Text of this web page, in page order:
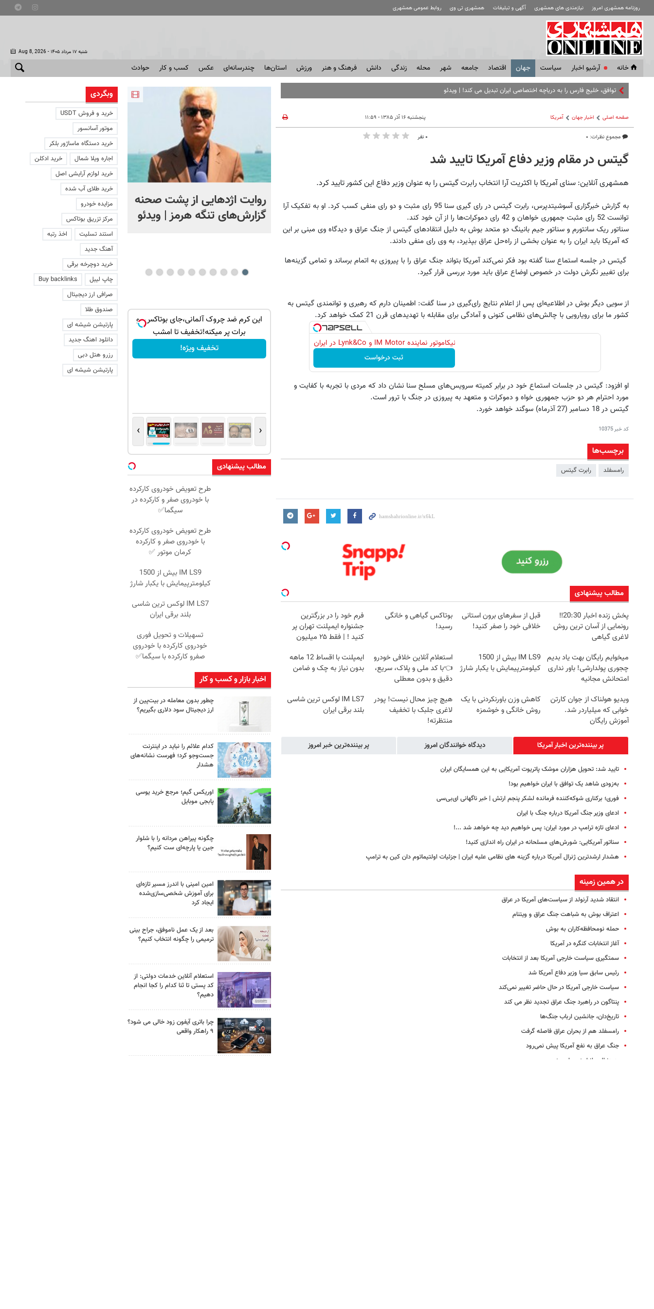
روزنامه همشهری امروز نیازمندی های همشهری آگهی و تبلیغات همشهری تی وی روابط عمومی همشهری
Aug 8, 2026 - شنبه ۱۷ مرداد ۱۴۰۵
خانه آرشیو اخبار سياست جهان اقتصاد جامعه شهر محله زندگی دانش فرهنگ و هنر ورزش استان‌ها چندرسانه‌ای عکس کسب و کار حوادث
توافق، خلیج فارس را به دریاچه اختصاصی ایران تبدیل می کند! | ویدئو
صفحه اصلی اخبار جهان آمریکا
مجموع نظرات: ۰
پنجشنبه ۱۶ آذر ۱۳۸۵ - ۱۱:۵۹
۰ نفر
گیتس در مقام وزیر دفاع آمریکا تایید شد
همشهری آنلاین: سنای آمریکا با اکثریت آرا انتخاب رابرت گیتس را به عنوان وزیر دفاع این کشور تایید کرد.
به گزارش خبرگزاری آسوشیتدپرس، رابرت گیتس در رای گیری سنا 95 رای مثبت و دو رای منفی کسب کرد. او به تفکیک آرا
توانست 52 رای مثبت جمهوری خواهان و 42 رای دموکرات‌ها را از آن خود کند.
سناتور ریک سانتورم و سناتور جیم بانینگ دو متحد بوش به دلیل انتقاد‌های گیتس از جنگ عراق و دیدگاه وی مبنی بر این
که آمریکا باید ایران را به عنوان بخشی از راه‌حل عراق بپذیرد، به وی رای منفی دادند.
گیتس در جلسه استماع سنا گفته بود فکر نمی‌کند آمریکا بتواند جنگ عراق را با پیروزی به اتمام برساند و تمامی گزینه‌ها
برای تغییر نگرش دولت در خصوص اوضاع عراق باید مورد بررسی قرار گیرد.
از سویی دیگر بوش در اطلاعیه‌ای پس از اعلام نتایج رای‌گیری در سنا گفت: اطمینان دارم که رهبری و توانمندی گیتس به
کشور ما برای رویارویی با چالش‌های نظامی کنونی و آمادگی برای مقابله با تهدیدهای قرن 21 کمک خواهد کرد.
نیکاموتور نماینده IM Motor و Lynk&Co در ایران
ثبت درخواست
او افزود: گیتس در جلسات استماع خود در برابر کمیته‌ سرویس‌های مسلح سنا نشان داد که مردی با تجربه با کفایت و
مورد احترام هر دو حزب جمهوری خواه و دموکرات و متعهد به پیروزی در جنگ با ترور است.
گیتس در 18 دسامبر (27 آذرماه) سوگند خواهد خورد.
کد خبر10375
برچسب‌ها
رامسفلد رابرت گیتس
مطالب پیشنهادی
پخش زنده اخبار 20:30‼️
رونمایی از آسان ترین روش
لاغری گیاهی
قبل از سفرهای برون استانی
خلافی خود را صفر کنید!
بوتاکس گیاهی و خانگی
رسید!
فرم خود را در بزرگترین
جشنواره ایمپلنت تهران پر
کنید ! | فقط ۲۵ میلیون
میخوایم رایگان بهت یاد بدیم
چجوری پولدارشی! باور نداری
امتحانش مجانیه
IM LS9 بیش از 1500
کیلومترپیمایش با یکبار شارژ
استعلام آنلاین خلافی خودرو
👈با کد ملی و پلاک، سریع،
دقیق و بدون معطلی
ایمپلنت با اقساط 12 ماهه
بدون نیاز به چک و ضامن
ویدیو هولناک از جوان کارتن
خوابی که میلیاردر شد.
آموزش رایگان
کاهش وزن باورنکردنی با یک
روش خانگی و خوشمزه
هیچ چیز محال نیست! پودر
لاغری جلبک با تخفیف
منتظرته!
IM LS7 لوکس ترین شاسی
بلند برقی ایران
پر بیننده‌ترین اخبار آمریکا دیدگاه خوانندگان امروز پر بیننده‌ترین خبر امروز
تایید شد: تحویل هزاران موشک پاتریوت آمریکایی به این همسایگان ایران
به‌زودی شاهد یک توافق با ایران خواهیم بود!
فوری؛ برکناری شوکه‌کننده فرمانده لشکر پنجم ارتش | خبر ناگهانی ای‌بی‌سی
ادعای وزیر جنگ آمریکا درباره جنگ با ایران
ادعای تازه ترامپ در مورد ایران: پس خواهیم دید چه خواهد شد ...!
سناتور آمریکایی: شورش‌های مسلحانه در ایران راه اندازی کنید!
هشدار ارشدترین ژنرال آمریکا درباره گزینه های نظامی علیه ایران | جزئیات اولتیماتوم دان کین به ترامپ
در همین زمینه
انتقاد شدید آرنولد از سیاست‌ها‌ی آمریکا در عراق
اعتراف بوش به شباهت جنگ عراق و ویتنام
حمله نومحافظه‌کاران به بوش
آغاز انتخابات کنگره در آمریکا
سمتگیری سیاست خارجی آمریکا بعد از انتخابات
رئیس سابق سیا وزیر دفاع آمریکا شد
سیاست خارجی آمریکا در حال حاضر تغییر نمی‌کند
پنتاگون در راهبرد جنگ عراق تجدید نظر می کند
تاریخ‌دان، جانشین ارباب جنگ‌ها
رامسفلد هم از بحران عراق فاصله گرفت
جنگ عراق به نفع آمریکا پیش نمی‌رود
به دنبال جانشینی برای چنی
کریدور مشترک ایران و عمان
چگونه عامل پیروزی راهبردی
ایران می‌شود؟ | ویدئو
روایت اژدهایی از پشت صحنه
گزارش‌های تنگه هرمز | ویدئو
ماجرای درگیری لفظی
هگست چه بود؟ | ویدئو
شامپو جلبک جوری موهات رشد میکنه
همه فکر میکنن کاشتی۴۵٪ تخفیف
خرید اقساطی طلا و گوشی فقط با یک برگ
چک صیادی
درخواست اعتبار
چروکاتو با خرید کرم جوانساز اسپیرولینا خاک
یکسان کن!کلیک جهت خرید
تخفیف ویژه!
این کرم ضد چروک آلمانی،جای بوتاکس رو
برات پر میکنه!تخفیف تا امشب
تخفیف ویژه!
‹
›
مطالب پیشنهادی
طرح تعویض خودروی کارکرده
با خودروی صفر و کارکرده در
سیگما✅
طرح تعویض خودروی کارکرده
با خودروی صفر و کارکرده
کرمان موتور ✅
IM LS9 بیش از 1500
کیلومترپیمایش با یکبار شارژ
IM LS7 لوکس ترین شاسی
بلند برقی ایران
تسهیلات و تحویل فوری
خودروی کارکرده با خودروی
صفرو کارکرده با سیگما✅
اخبار بازار و کسب و کار
چطور بدون معامله در بیت‌پین از
ارز دیجیتال سود دلاری بگیریم؟
کدام علائم را نباید در اینترنت
جست‌وجو کرد؛ فهرست نشانه‌های
هشدار
اوریکس گیم؛ مرجع خرید یوسی
پابجی موبایل
چگونه پیراهن مردانه را با شلوار
جین یا پارچه‌ای ست کنیم؟
امین امینی با اندرز مسیر تازه‌ای
برای آموزش شخصی‌سازی‌شده
ایجاد کرد
بعد از یک عمل ناموفق، جراح بینی
ترمیمی را چگونه انتخاب کنیم؟
استعلام آنلاین خدمات دولتی: از
کد پستی تا ثنا کدام را کجا انجام
دهیم؟
چرا باتری آیفون زود خالی می شود؟
۹ راهکار واقعی
وبگردی
خرید و فروش USDT
موتور آسانسور
خرید دستگاه ماساژور بلکر
اجاره ویلا شمال
خرید ادکلن
خرید لوازم آرایشی اصل
خرید طلای آب شده
مزایده خودرو
مرکز تزریق بوتاکس
استند تسلیت
اخذ رتبه
آهنگ جدید
خرید دوچرخه برقی
چاپ لیبل
Buy backlinks
صرافی ارز دیجیتال
صندوق طلا
پارتیشن شیشه ای
دانلود اهنگ جدید
رزرو هتل دبی
پارتیشن شیشه ای